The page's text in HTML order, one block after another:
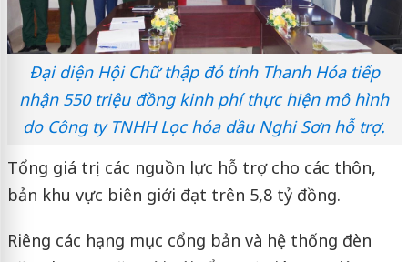
Đại diện Hội Chữ thập đỏ tỉnh Thanh Hóa tiếp
nhận 550 triệu đồng kinh phí thực hiện mô hình
do Công ty TNHH Lọc hóa dầu Nghi Sơn hỗ trợ.
Tổng giá trị các nguồn lực hỗ trợ cho các thôn,
bản khu vực biên giới đạt trên 5,8 tỷ đồng.
Riêng các hạng mục cổng bản và hệ thống đèn